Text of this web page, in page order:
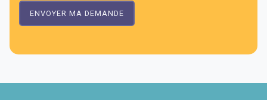
ENVOYER MA DEMANDE